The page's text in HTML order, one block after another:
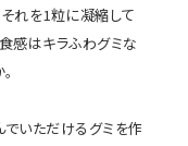
れを1粒に凝縮して
感はキラふわグミな
いただけるグミを作